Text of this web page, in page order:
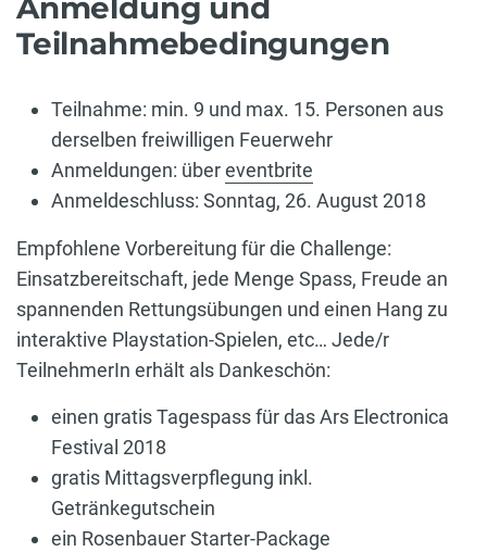
Anmeldung und
Teilnahmebedingungen
Teilnahme: min. 9 und max. 15. Personen aus
derselben freiwilligen Feuerwehr
Anmeldungen: übereventbrite
Anmeldeschluss: Sonntag, 26. August 2018
Empfohlene Vorbereitung für die Challenge:
Einsatzbereitschaft, jede Menge Spass, Freude an
spannenden Rettungsübungen und einen Hang zu
interaktive Playstation-Spielen, etc… Jede/r
TeilnehmerIn erhält als Dankeschön:
einen gratis Tagespass für das Ars Electronica
Festival 2018
gratis Mittagsverpflegung inkl.
Getränkegutschein
ein Rosenbauer Starter-Package